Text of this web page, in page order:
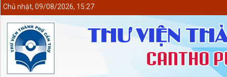
Chủ nhật, 09/08/2026, 15:27
<